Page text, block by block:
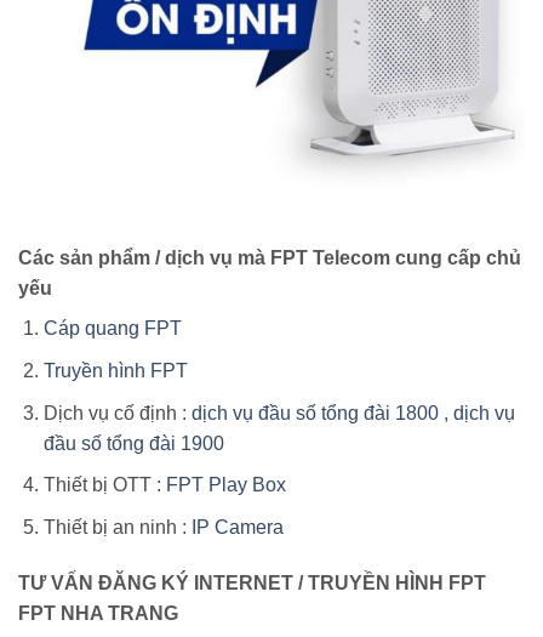
Các sản phẩm / dịch vụ mà FPT Telecom cung cấp chủ
yếu
Cáp quang FPT
Truyền hình FPT
Dịch vụ cố định : dịch vụ đầu số tổng đài 1800, dịch vụ
đầu số tổng đài 1900
Thiết bị OTT : FPT Play Box
Thiết bị an ninh : IP Camera
TƯ VẤN ĐĂNG KÝ INTERNET / TRUYỀN HÌNH FPT
FPT NHA TRANG